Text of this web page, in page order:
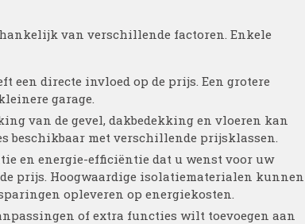
van verschillende factoren. Enkele
een directe invloed op de prijs. Een grotere
garage.
van de gevel, dakbedekking en vloeren kan
beschikbaar met verschillende prijsklassen.
en energie-efficiëntie dat u wenst voor uw
prijs. Hoogwaardige isolatiematerialen kunnen
opleveren op energiekosten.
of extra functies wilt toevoegen aan